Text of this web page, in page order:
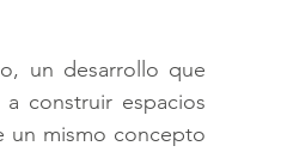
un desarrollo que
construir espacios
un mismo concepto